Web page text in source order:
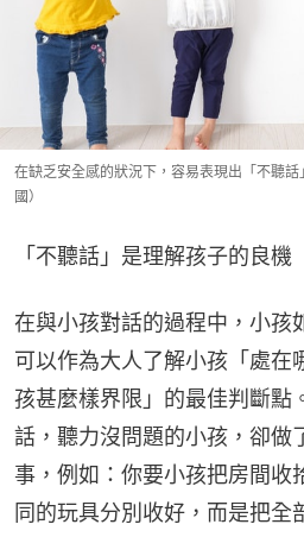
在缺乏安全感的狀況下，容易表現出「不聽
國）
「不聽話」是理解孩子的良機
在與小孩對話的過程中，小孩
可以作為大人了解小孩「處在
孩甚麼樣界限」的最佳判斷點
話，聽力沒問題的小孩，卻做
事，例如：你要小孩把房間收
同的玩具分別收好，而是把全